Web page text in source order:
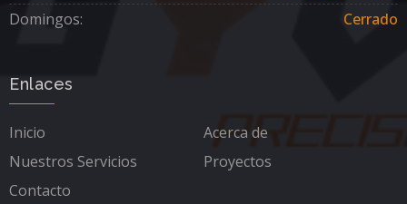
Domingos:
Cerrado
Enlaces
Inicio
Acerca de
Nuestros Servicios
Proyectos
Contacto